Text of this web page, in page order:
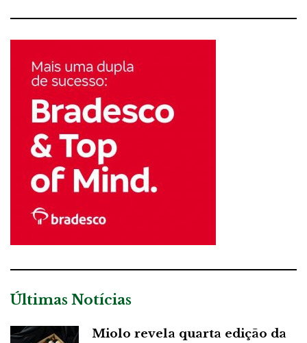
Últimas Notícias
Miolo revela quarta edição da